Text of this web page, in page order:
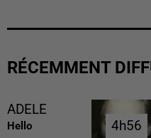
RÉCEMMENT
ADELE
Hello 4h56
4h56